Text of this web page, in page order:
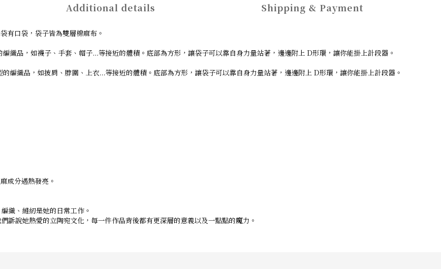
Additional details Shipping & Payment
有口袋，袋子皆為雙層棉麻布。
織品，如襪子、手套、帽子...等接近的體積。底部為方形，讓袋子可以靠自身力量站著，邊邊附上 D形環，讓你能掛上計段器。
編織品，如披肩、脖圍、上衣...等接近的體積。底部為方形，讓袋子可以靠自身力量站著，邊邊附上 D形環，讓你能掛上計段器。
成分遇熱發亮。
織、縫紉是她的日常工作。
說她熱愛的立陶宛文化，每一件作品背後都有更深層的意義以及一點點的魔力。